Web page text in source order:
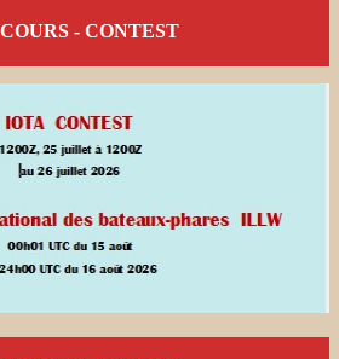
- CONTEST